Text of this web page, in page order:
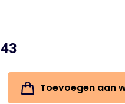
prijs
is:
Toevoegen aan